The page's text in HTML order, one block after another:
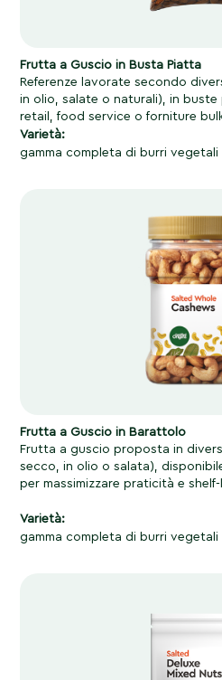
Frutta a Guscio in Busta Piatta
Referenze lavorate secondo
in olio, salate o naturali), in
retail, food service o forniture
Varietà:
gamma completa di burri vegetali
Frutta a Guscio in Barattolo
Frutta a guscio proposta in
secco, in olio o salata),
per massimizzare praticità e shelf-
Varietà:
gamma completa di burri vegetali